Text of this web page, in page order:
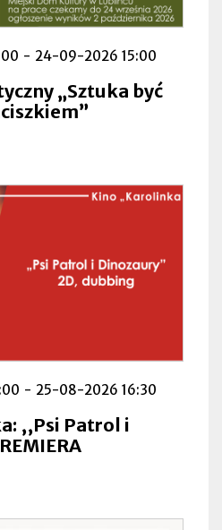
- 24-09-2026 15:00
„Sztuka być
- 25-08-2026 16:30
,,Psi Patrol i